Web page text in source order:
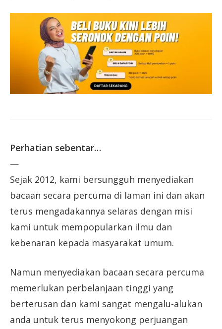
Perhatian sebentar…
—
Sejak 2012, kami bersungguh menyediakan
bacaan secara percuma di laman ini dan akan
terus mengadakannya selaras dengan misi
kami untuk mempopularkan ilmu dan
kebenaran kepada masyarakat umum.
Namun menyediakan bacaan secara percuma
memerlukan perbelanjaan tinggi yang
berterusan dan kami sangat mengalu-alukan
anda untuk terus menyokong perjuangan